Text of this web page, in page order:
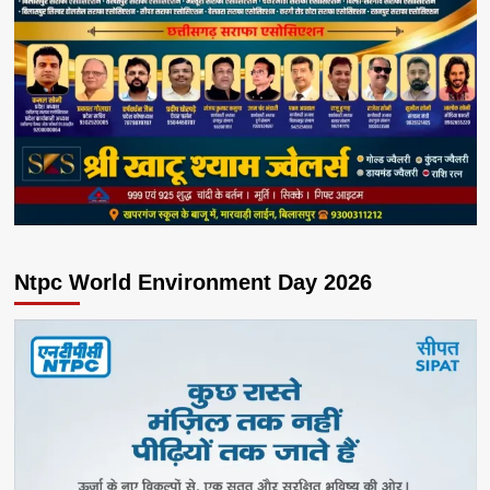
Ntpc World Environment Day 2026